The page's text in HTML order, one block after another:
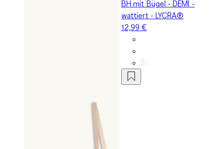
BH mit Bügel - DEMI -
wattiert - LYCRA®
12,99 €